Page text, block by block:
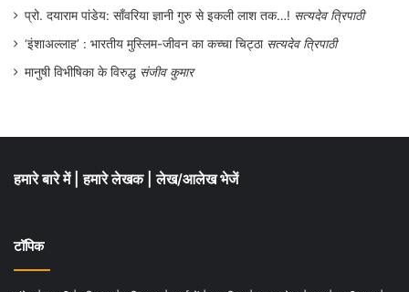
प्रो. दयाराम पांडेय: साँवरिया ज्ञानी गुरु से इकली लाश तक…! सत्यदेव त्रिपाठी
‘इंशाअल्लाह’ : भारतीय मुस्लिम-जीवन का कच्चा चिट्ठा सत्यदेव त्रिपाठी
मानुषी विभीषिका के विरुद्ध संजीव कुमार
हमारे बारे में हमारे लेखक लेख/आलेख भेजें
टॉपिक